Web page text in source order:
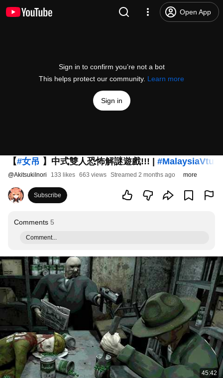
Open App
Sign in to confirm you’re not a bot
This helps protect our community. Learn more
Sign in
【#女吊 】中式雙人恐怖解謎遊戲!!! |
@AkitsukiInori 133 likes 663 views Streamed 2 months ago more
Subscribe
Comments 5
Comment...
45:42